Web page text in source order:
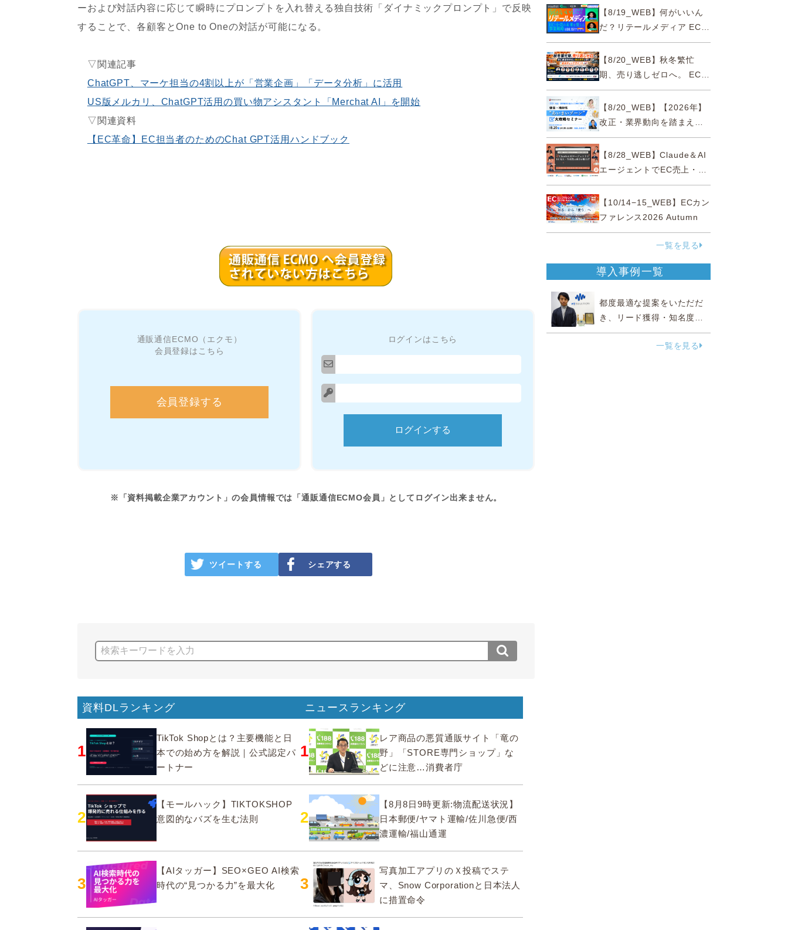
ーおよび対話内容に応じて瞬時にプロンプトを入れ替える独自技術「ダイナミックプロンプト」で反映
することで、各顧客とOne to Oneの対話が可能になる。
▽関連記事
ChatGPT、マーケ担当の4割以上が「営業企画」「データ分析」に活用
US版メルカリ、ChatGPT活用の買い物アシスタント「Merchat AI」を開始
▽関連資料
【EC革命】EC担当者のためのChat GPT活用ハンドブック
通販通信ECMO（エクモ）
会員登録はこちら
会員登録する
ログインはこちら
※「資料掲載企業アカウント」の会員情報では「通販通信ECMO会員」としてログイン出来ません。
ツイートする シェアする
資料DLランキング
1
TikTok Shopとは？主要機能と日
本での始め方を解説｜公式認定パ
ートナー
2
【モールハック】TIKTOKSHOP
意図的なバズを生む法則
3
【AIタッガー】SEO×GEO AI検索
時代の“見つかる力”を最大化
ニュースランキング
1
レア商品の悪質通販サイト「竜の
野」「STORE専門ショップ」な
どに注意…消費者庁
2
【8月8日9時更新:物流配送状況】
日本郵便/ヤマト運輸/佐川急便/西
濃運輸/福山通運
3
写真加工アプリのＸ投稿でステ
マ、Snow Corporationと日本法人
に措置命令
【8/19_WEB】何がいいん
だ？リテールメディア EC・
小売の未来を変える事業戦
略【8/20_WEB】秋冬繁忙
期、売り逃しゼロへ。 EC運
営効率化と機会損失を防ぐ
『直前チェックポイント』
【8/20_WEB】【2026年】
改正・業界動向を踏まえて
事例で理解 健食・機能
性“あいまいゾーン”大攻略セ
ミナー
【8/28_WEB】Claude＆AI
エージェントでEC売上・生
産性の両方を爆上げ ～ただ
使うだけじゃない！&qu...
【10/14−15_WEB】ECカン
ファレンス2026 Autumn
一覧を見る
導入事例一覧
都度最適な提案をいただだ
き、リード獲得・知名度向
上に効果実感
一覧を見る